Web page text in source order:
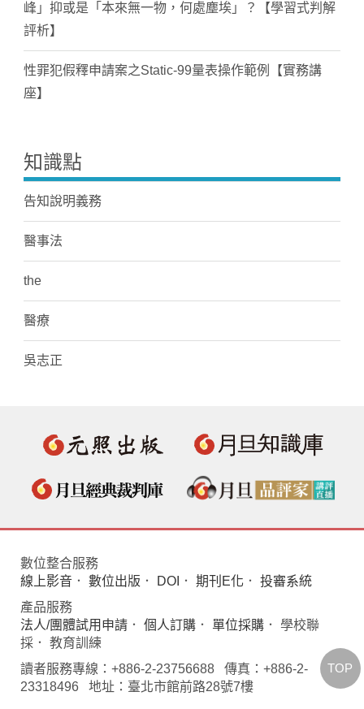
峰」抑或是「本來無一物，何處塵埃」？【學習式判解
評析】
性罪犯假釋申請案之Static-99量表操作範例【實務講
座】
知識點
告知說明義務
醫事法
the
醫療
吳志正
數位整合服務
線上影音 ． 數位出版 ． DOI ． 期刊E化 ． 投審系統
產品服務
法人/團體試用申請 ． 個人訂購 ． 單位採購 ． 學校聯
採． 教育訓練
讀者服務專線：+886-2-23756688 傳真：+886-2-
23318496 地址：臺北市館前路28號7樓
TOP